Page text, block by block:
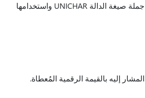
تصف هذه المقالة بناء جملة صيغة الدالة UNICHAR واستخدامها